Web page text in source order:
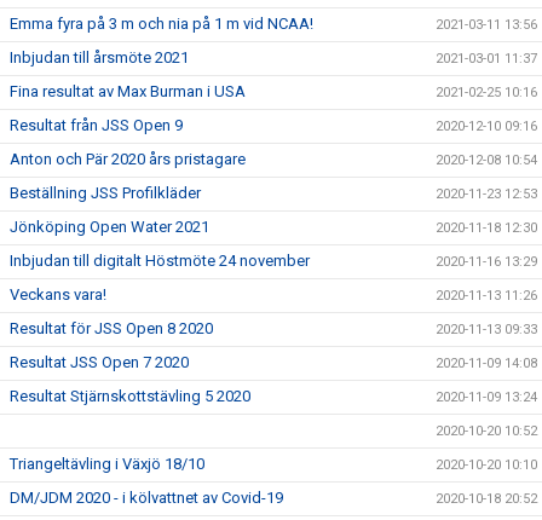
Emma fyra på 3 m och nia på 1 m vid NCAA! 2021-03-11 13:56
Inbjudan till årsmöte 2021 2021-03-01 11:37
Fina resultat av Max Burman i USA 2021-02-25 10:16
Resultat från JSS Open 9 2020-12-10 09:16
Anton och Pär 2020 års pristagare 2020-12-08 10:54
Beställning JSS Profilkläder 2020-11-23 12:53
Jönköping Open Water 2021 2020-11-18 12:30
Inbjudan till digitalt Höstmöte 24 november 2020-11-16 13:29
Veckans vara! 2020-11-13 11:26
Resultat för JSS Open 8 2020 2020-11-13 09:33
Resultat JSS Open 7 2020 2020-11-09 14:08
Resultat Stjärnskottstävling 5 2020 2020-11-09 13:24
2020-10-20 10:52
Triangeltävling i Växjö 18/10 2020-10-20 10:10
DM/JDM 2020 - i kölvattnet av Covid-19 2020-10-18 20:52